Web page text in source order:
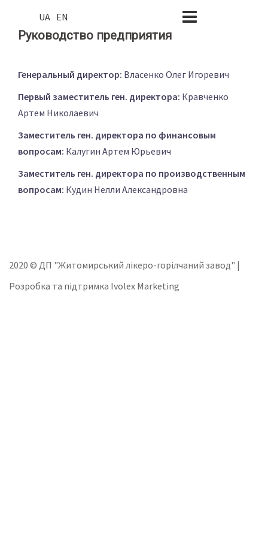
content
UA EN
Руководство предприятия
Генеральный директор: Власенко Олег Игоревич
Первый заместитель ген. директора: Кравченко
Артем Николаевич
Заместитель ген. директора по финансовым
вопросам: Калугин Артем Юрьевич
Заместитель ген. директора по производственным
вопросам: Кудин Нелли Александровна
2020 © ДП "Житомирський лікеро-горілчаний завод" |
Розробка та підтримка Ivolex Marketing